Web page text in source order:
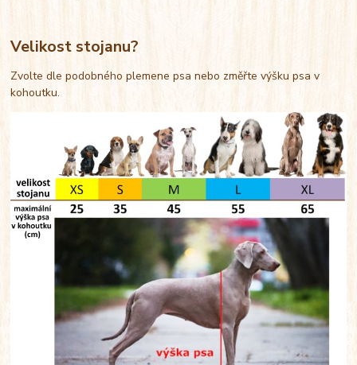
Velikost stojanu?
Zvolte dle podobného plemene psa nebo změřte výšku psa v
kohoutku.